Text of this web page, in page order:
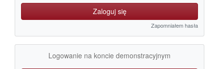
Zaloguj się
Zapomniałem hasła
Logowanie na koncie demonstracyjnym